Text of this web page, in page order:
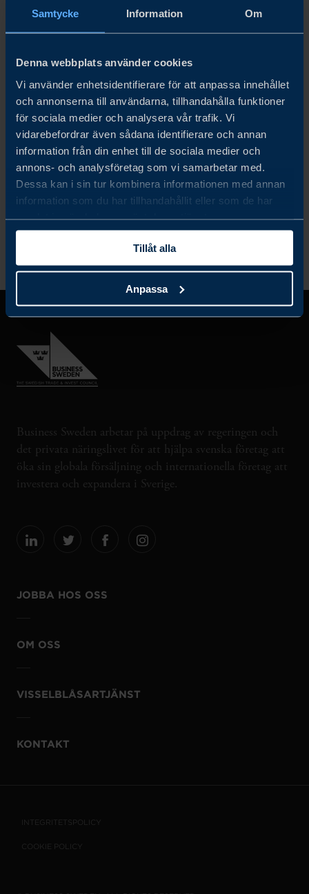
Samtycke Information Om
Denna webbplats använder cookies
Vi använder enhetsidentifierare för att anpassa innehållet
och annonserna till användarna, tillhandahålla funktioner
för sociala medier och analysera vår trafik. Vi
vidarebefordrar även sådana identifierare och annan
information från din enhet till de sociala medier och
annons- och analysföretag som vi samarbetar med.
Dessa kan i sin tur kombinera informationen med annan
information som du har tillhandahållit eller som de har
samlat in när du har använt deras tjänster.
Tillåt alla
Anpassa
nov. 03 - nov. 04, 2026
LOGISTIK & TRANSPORT
Business Sweden är samarbetspartner till Svenska Mässan,
där Logistik & Transport arrangeras den 3–4 november
2026 i Göteborg. Business Sweden kommer att bidra med
omvärldsanalys med fokus på handel och export.
Business Sweden arbetar på uppdrag av regeringen och
det privata näringslivet för att hjälpa svenska företag att
öka sin globala försäljning och internationella företag att
investera och expandera i Sverige.
JOBBA HOS OSS
OM OSS
VISSELBLÅSARTJÄNST
KONTAKT
INTEGRITETSPOLICY
COOKIE POLICY